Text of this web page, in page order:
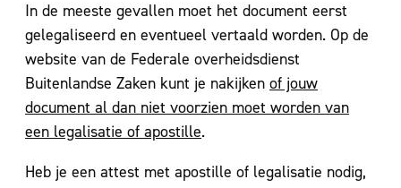
In de meeste gevallen moet het document eerst
gelegaliseerd en eventueel vertaald worden. Op de
website van de Federale overheidsdienst
Buitenlandse Zaken kunt je nakijken of jouw
document al dan niet voorzien moet worden van
een legalisatie of apostille.
Heb je een attest met apostille of legalisatie nodig,